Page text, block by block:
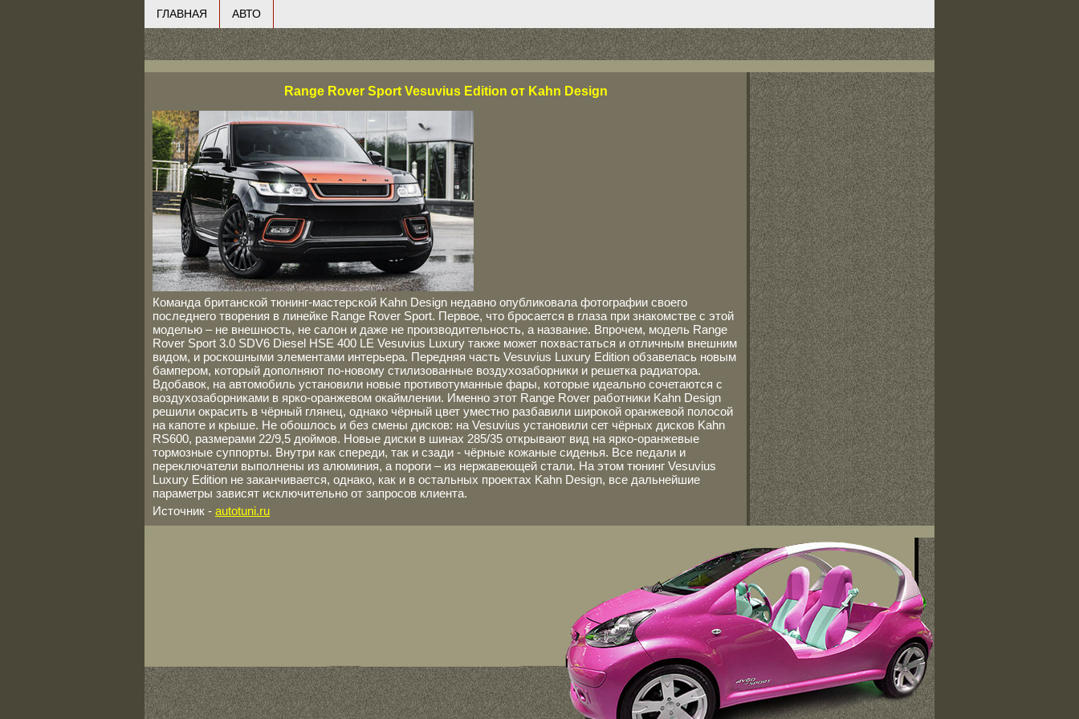
ГЛАВНАЯ АВТО
Range Rover Sport Vesuvius Edition от Kahn Design
Команда британской тюнинг-мастерской Kahn Design недавно опубликовала фотографии своего
последнего творения в линейке Range Rover Sport. Первое, что бросается в глаза при знакомстве с этой
моделью – не внешность, не салон и даже не производительность, а название. Впрочем, модель Range
Rover Sport 3.0 SDV6 Diesel HSE 400 LE Vesuvius Luxury также может похвастаться и отличным внешним
видом, и роскошными элементами интерьера. Передняя часть Vesuvius Luxury Edition обзавелась новым
бампером, который дополняют по-новому стилизованные воздухозаборники и решетка радиатора.
Вдобавок, на автомобиль установили новые противотуманные фары, которые идеально сочетаются с
воздухозаборниками в ярко-оранжевом окаймлении. Именно этот Range Rover работники Kahn Design
решили окрасить в чёрный глянец, однако чёрный цвет уместно разбавили широкой оранжевой полосой
на капоте и крыше. Не обошлось и без смены дисков: на Vesuvius установили сет чёрных дисков Kahn
RS600, размерами 22/9,5 дюймов. Новые диски в шинах 285/35 открывают вид на ярко-оранжевые
тормозные суппорты. Внутри как спереди, так и сзади - чёрные кожаные сиденья. Все педали и
переключатели выполнены из алюминия, а пороги – из нержавеющей стали. На этом тюнинг Vesuvius
Luxury Edition не заканчивается, однако, как и в остальных проектах Kahn Design, все дальнейшие
параметры зависят исключительно от запросов клиента.
Источник - autotuni.ru